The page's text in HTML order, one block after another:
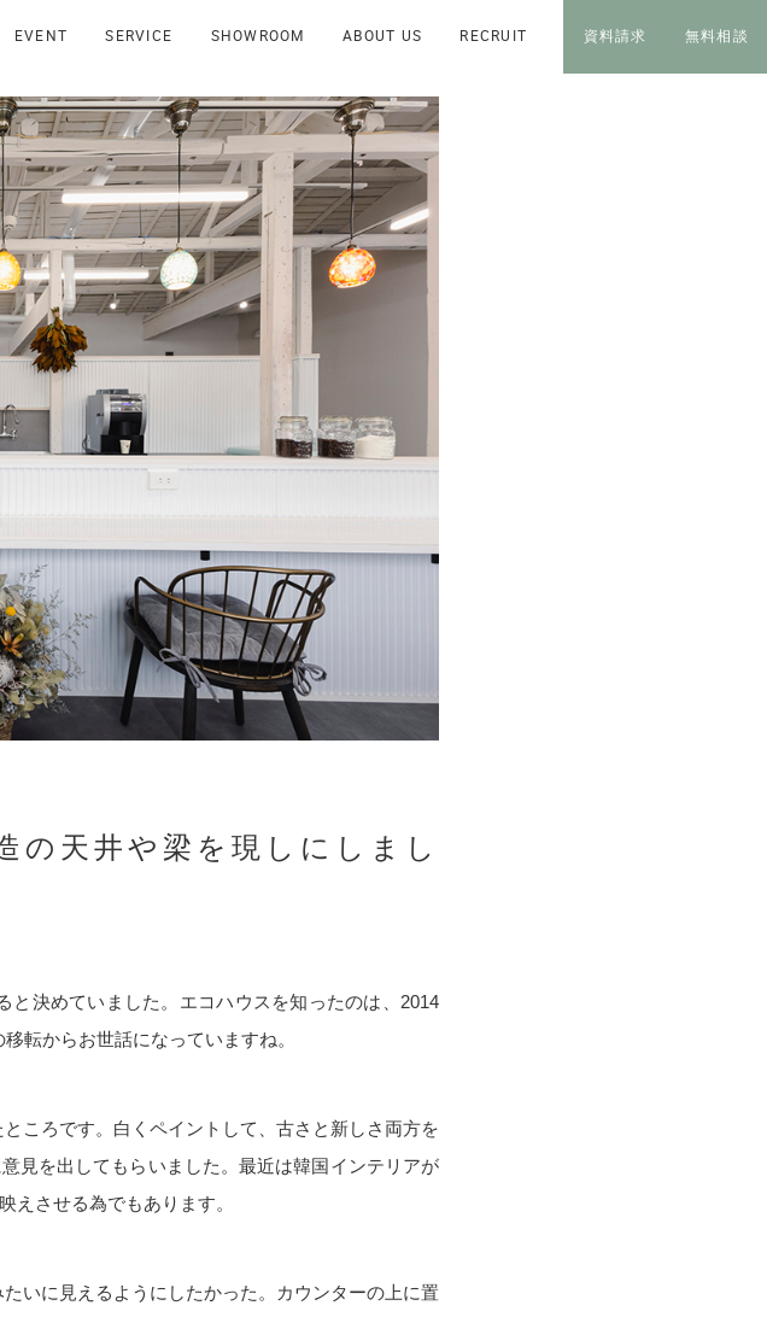
EVENT SERVICE SHOWROOM ABOUT US RECRUIT 資料請求 無料相談
の天井や梁を現しにしまし
と決めていました。エコハウスを知ったのは、2014
転からお世話になっていますね。
ころです。白くペイントして、古さと新しさ両方を
見を出してもらいました。最近は韓国インテリアが
えさせる為でもあります。
いに見えるようにしたかった。カウンターの上に置